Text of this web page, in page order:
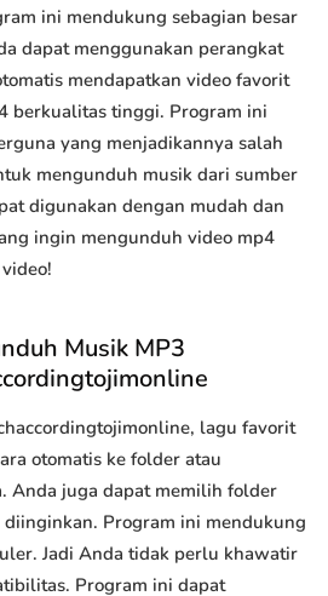
ini mendukung sebagian besar
dapat menggunakan perangkat
mendapatkan video favorit
berkualitas tinggi. Program ini
yang menjadikannya salah
mengunduh musik dari sumber
digunakan dengan mudah dan
ingin mengunduh video mp4
Musik MP3
lagu favorit
otomatis ke folder atau
Anda juga dapat memilih folder
Program ini mendukung
Jadi Anda tidak perlu khawatir
Program ini dapat